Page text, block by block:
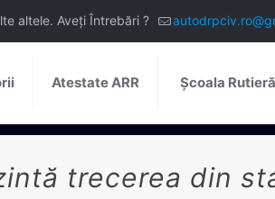
altele. Aveți Întrebări ?
Atestate ARR Școala
trecerea din